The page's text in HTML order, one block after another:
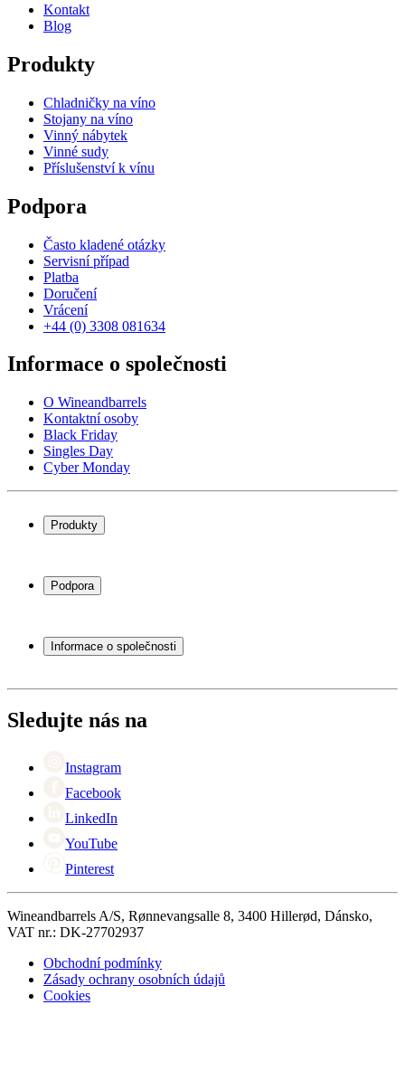
Kontakt
Blog
Produkty
Chladničky na víno
Stojany na víno
Vinný nábytek
Vinné sudy
Příslušenství k vínu
Podpora
Často kladené otázky
Servisní případ
Platba
Doručení
Vrácení
+44 (0) 3308 081634
Informace o společnosti
O Wineandbarrels
Kontaktní osoby
Black Friday
Singles Day
Cyber Monday
Produkty
Stojany na víno
Vinný nábytek
Podpora
Servisní případ
Platba
Vrácení
Informace o společnosti
Black Friday
Singles Day
Sledujte nás na
Instagram
Facebook
LinkedIn
YouTube
Pinterest
Wineandbarrels A/S, Rønnevangsalle 8, 3400 Hillerød, Dánsko,
VAT nr.: DK-27702937
Obchodní podmínky
Zásady ochrany osobních údajů
Cookies